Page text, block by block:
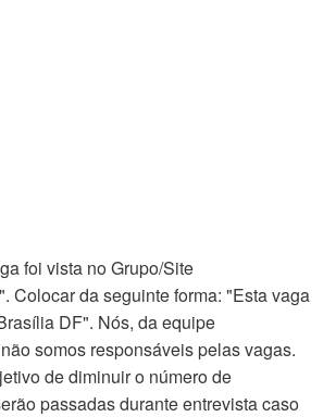
foi vista no Grupo/Site
Colocar da seguinte forma: "Esta vaga
DF". Nós, da equipe
somos responsáveis pelas vagas.
de diminuir o número de
passadas durante entrevista caso